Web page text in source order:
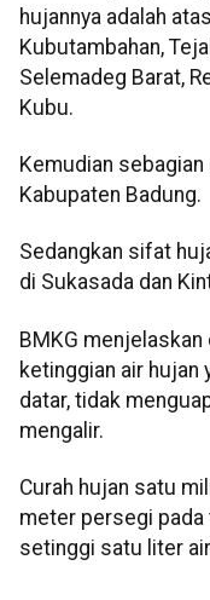
hujannya adalah
Kubutambahan,
Selemadeg Barat,
Kubu.
Kemudian
Kabupaten Badung.
Sedangkan sifat
di Sukasada dan
BMKG
ketinggian air
datar, tidak
mengalir.
Curah hujan satu
meter persegi
setinggi satu liter